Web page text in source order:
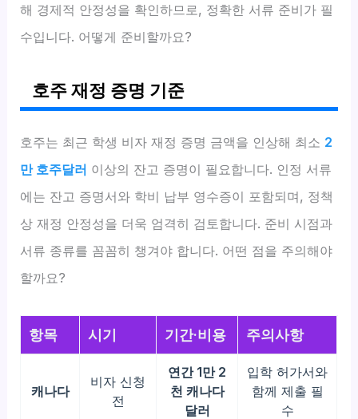
해 경제적 안정성을 확인하므로, 정확한 서류 준비가 필
수입니다. 어떻게 준비할까요?
호주 재정 증명 기준
호주는 최근 학생 비자 재정 증명 금액을 인상해 최소 2
만 호주달러 이상의 잔고 증명이 필요합니다. 인정 서류
에는 잔고 증명서와 학비 납부 영수증이 포함되며, 정책
상 재정 안정성을 더욱 엄격히 검토합니다. 준비 시점과
서류 종류를 꼼꼼히 챙겨야 합니다. 어떤 점을 주의해야
할까요?
항목 시기 기간·비용 주의사항
캐나다
비자 신청
전
연간 1만 2
천 캐나다
달러
입학 허가서와
함께 제출 필
수